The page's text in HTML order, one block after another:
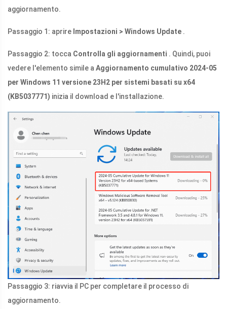
aggiornamento.
Passaggio 1: aprire Impostazioni > Windows Update .
Passaggio 2: tocca Controlla gli aggiornamenti . Quindi, puoi
vedere l'elemento simile a Aggiornamento cumulativo 2024-05
per Windows 11 versione 23H2 per sistemi basati su x64
(KB5037771) inizia il download e l'installazione.
Passaggio 3: riavvia il PC per completare il processo di
aggiornamento.